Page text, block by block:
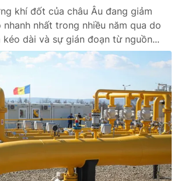
sống
tương lai
khí đốt của châu Âu đang giảm
nhất trong nhiều năm qua do
dài và sự gián đoạn từ nguồn...